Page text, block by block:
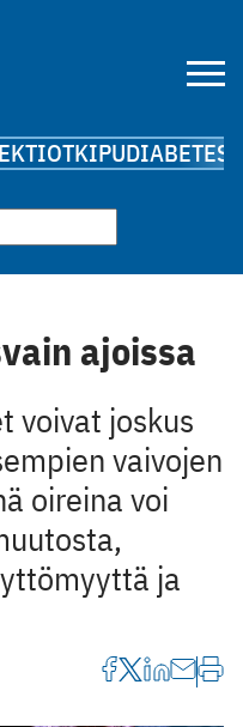
KIPUDIABETES
ajoissa
voivat joskus
vaivojen
oireina voi
ja